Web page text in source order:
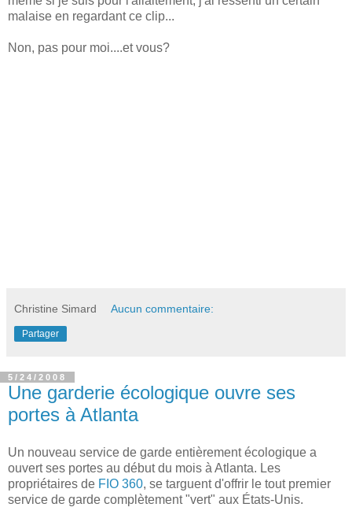
malaise en regardant ce clip...
Non, pas pour moi....et vous?
Christine Simard Aucun commentaire:
Partager
5/24/2008
Une garderie écologique ouvre ses
portes à Atlanta
Un nouveau service de garde entièrement écologique a
ouvert ses portes au début du mois à Atlanta. Les
propriétaires de FIO 360, se targuent d'offrir le tout premier
service de garde complètement "vert" aux États-Unis.